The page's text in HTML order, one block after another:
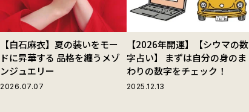
【白石麻衣】夏の装いをモー
ドに昇華する 品格を纏うメゾ
ンジュエリー
2026.07.07
【2026年開運】【シウマの数
字占い】 まずは自分の身のま
わりの数字をチェック！
2025.12.13